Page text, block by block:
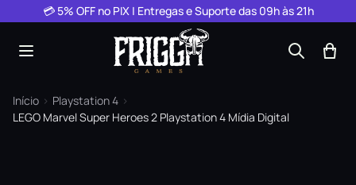
Pular para o conteúdo
💳 5% OFF no PIX | Entregas e Suporte das 09h às 21h
Início › Playstation 4 ›
LEGO Marvel Super Heroes 2 Playstation 4 Mídia Digital